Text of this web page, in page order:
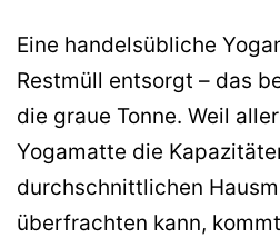
Eine handelsübliche
Restmüll entsorgt – das
die graue Tonne. Weil
Yogamatte die
durchschnittlichen
überfrachten kann,